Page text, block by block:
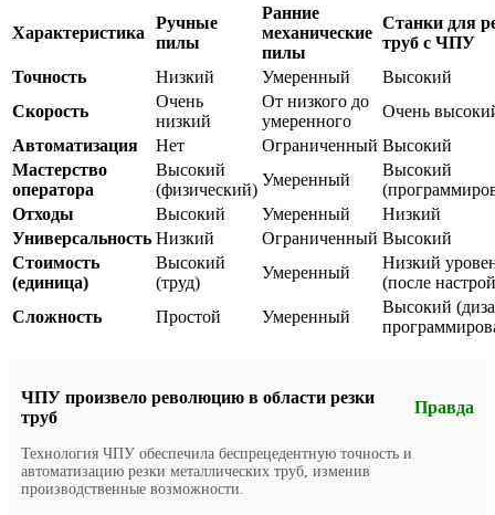
Характеристика
Ручные
пилы
Ранние
механические
пилы
Станки для
труб с ЧПУ
Точность
Низкий Умеренный
Высокий
Скорость
Очень
низкий
От низкого до
умеренного
Очень
Автоматизация
Нет Ограниченный Высокий
Мастерство
оператора
Высокий
(физический)
Умеренный
Высокий
Отходы
Высокий Умеренный
Низкий
Универсальность Низкий Ограниченный Высокий
Стоимость
(единица)
Высокий
(труд)
Умеренный
Низкий
(после
Сложность
Простой Умеренный
Высокий
ЧПУ произвело революцию в области резки
труб
Правда
Технология ЧПУ обеспечила беспрецедентную точность и
автоматизацию резки металлических труб, изменив
производственные возможности.